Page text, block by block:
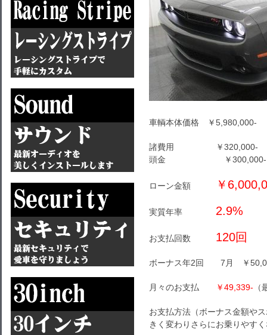
車輌本体価格 ￥5,980,000-
諸費用 ￥320,000-
頭金 ￥300,000-
ローン金額 ￥
実質年率 2.9%
お支払回数 120回
ボーナス年2回 7月 ￥
月々のお支払 ￥49,339-
お支払方法（ボーナス金額や
きく変わりさらにお乗りやす